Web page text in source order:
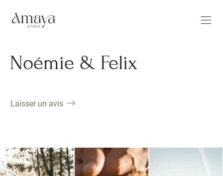
Noémie & Felix
Laisser un avis